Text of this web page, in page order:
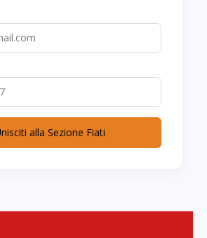
alla Sezione Fiati